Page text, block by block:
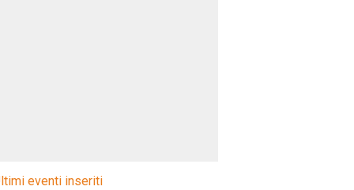
eventi inseriti